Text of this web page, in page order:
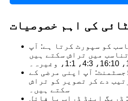
کی اہم خصوصیات
کو سپورٹ کرتا ہے: آپ
میں تراش سکتے ہیں
آپ اپنی مرضی کے
دے کر تصویر کو تراش
سکتے ہیں۔
ڈریگ اینڈ ڈراپ یا فائل